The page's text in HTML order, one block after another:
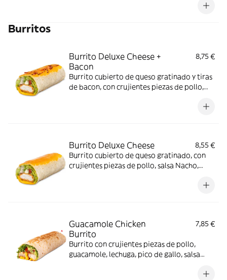
Burritos
Burrito Deluxe Cheese +
Bacon
8,75 €
Burrito cubierto de queso gratinado y tiras
de bacon, con crujientes piezas de pollo,
Burrito Deluxe Cheese
8,55 €
Burrito cubierto de queso gratinado, con
crujientes piezas de pollo, salsa Nacho,
Guacamole Chicken
Burrito
7,85 €
Burrito con crujientes piezas de pollo,
guacamole, lechuga, pico de gallo, salsa